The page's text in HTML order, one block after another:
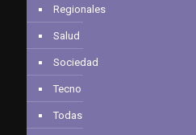
Regionales
Salud
Sociedad
Tecno
Todas